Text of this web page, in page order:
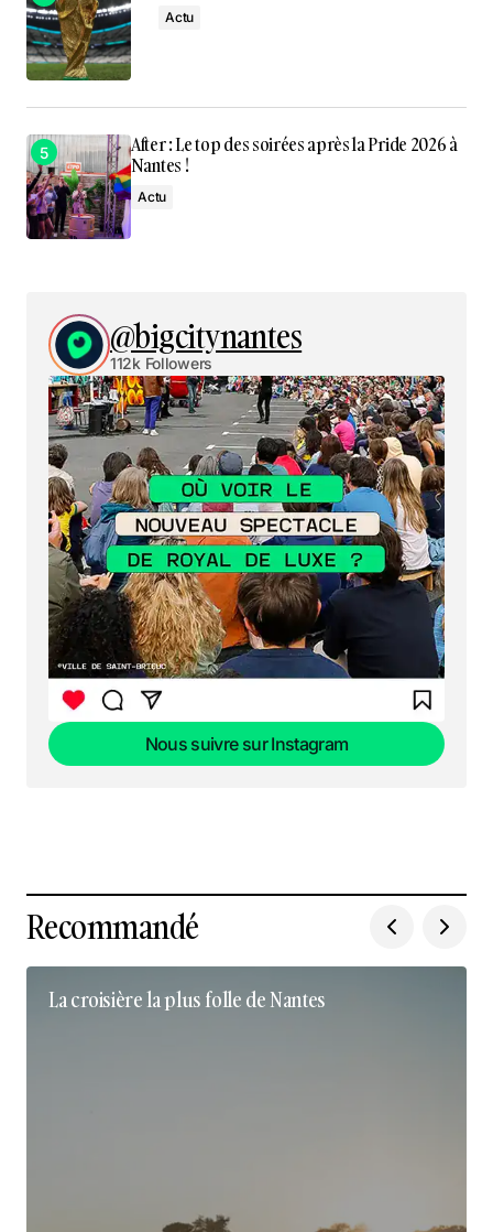
Actu
After : Le top des soirées après la Pride 2026 à
Nantes !
Actu
@bigcitynantes
112k Followers
Nous suivre sur Instagram
Recommandé
La croisière la plus folle de Nantes